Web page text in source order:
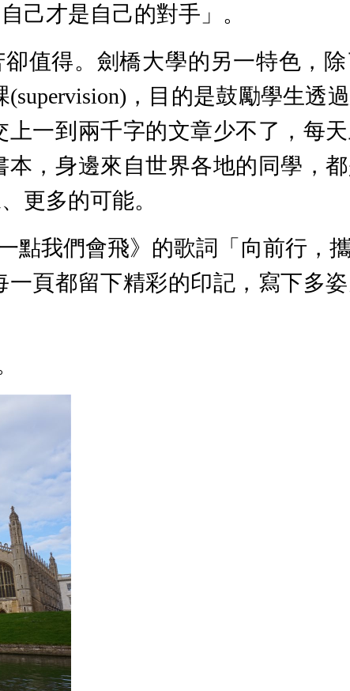
己才是自己的對手」。
值得。劍橋大學的另一特色，
(supervision)，目的是鼓勵學生透
一到兩千字的文章少不了，每
，身邊來自世界各地的同學，
更多的可能。
點我們會飛》的歌詞「向前行，
頁都留下精彩的印記，寫下多